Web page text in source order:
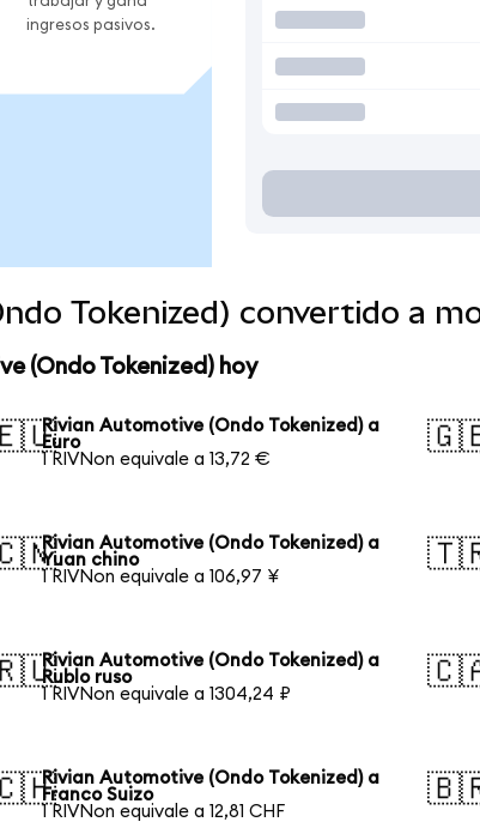
ingresos pasivos.
Tokenized) convertido a
(Ondo Tokenized) hoy
Rivian Automotive (Ondo Tokenized) a
Euro
1 RIVNon equivale a 13,72 €
Rivian Automotive (Ondo Tokenized) a
Yuan chino
1 RIVNon equivale a 106,97 ¥
Rivian Automotive (Ondo Tokenized) a
Rublo ruso
1 RIVNon equivale a 1304,24 ₽
Rivian Automotive (Ondo Tokenized) a
Franco Suizo
1 RIVNon equivale a 12,81 CHF